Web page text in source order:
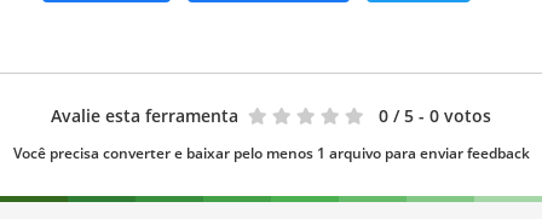
Avalie esta ferramenta 0 / 5 - 0 votos
Você precisa converter e baixar pelo menos 1 arquivo para enviar feedback